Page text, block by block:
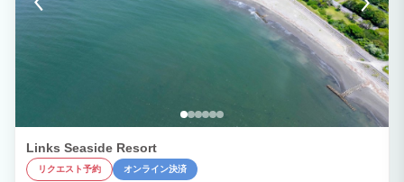
Links Seaside Resort
リクエスト予約 オンライン決済